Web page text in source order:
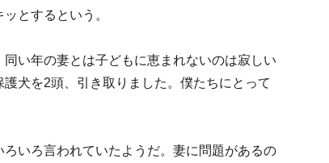
とするという。
い年の妻とは子どもに恵まれないのは寂しい
犬を2頭、引き取りました。僕たちにとって
いろ言われていたようだ。妻に問題があるの